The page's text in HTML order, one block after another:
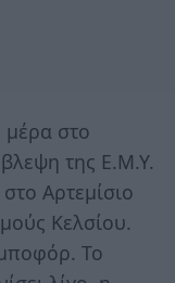
μέρα στο
της Ε.Μ.Υ.
Αρτεμίσιο
Κελσίου.
Το